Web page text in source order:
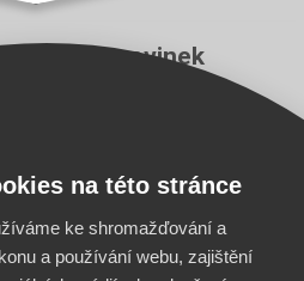
k odběru novinek
novinky z aplikace
na této stránce
ke shromažďování a
a používání webu, zajištění